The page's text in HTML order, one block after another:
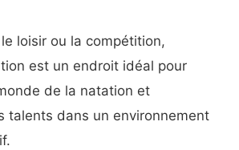
loisir ou la compétition,
est un endroit idéal pour
de la natation et
talents dans un environnement